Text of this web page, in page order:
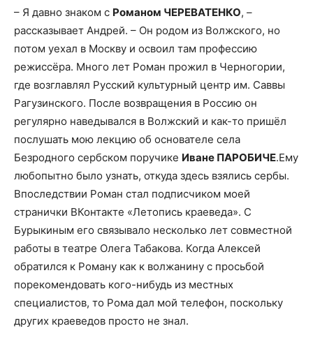
– Я давно знаком с Романом ЧЕРЕВАТЕНКО, –
рассказывает Андрей. – Он родом из Волжского, но
потом уехал в Москву и освоил там профессию
режиссёра. Много лет Роман прожил в Черногории,
где возглавлял Русский культурный центр им. Саввы
Рагузинского. После возвращения в Россию он
регулярно наведывался в Волжский и как-то пришёл
послушать мою лекцию об основателе села
Безродного сербском поручике Иване ПАРОБИЧЕ.Ему
любопытно было узнать, откуда здесь взялись сербы.
Впоследствии Роман стал подписчиком моей
странички ВКонтакте «Летопись краеведа». С
Бурыкиным его связывало несколько лет совместной
работы в театре Олега Табакова. Когда Алексей
обратился к Роману как к волжанину с просьбой
порекомендовать кого-нибудь из местных
специалистов, то Рома дал мой телефон, поскольку
других краеведов просто не знал.